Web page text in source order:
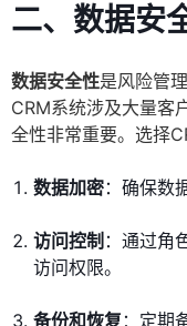
二、数据安
数据安全性是风险管
CRM系统涉及大量客
全性非常重要。选择
数据加密：确保数
访问控制 ：通过角
访问权限。
备份和恢复 ：定期